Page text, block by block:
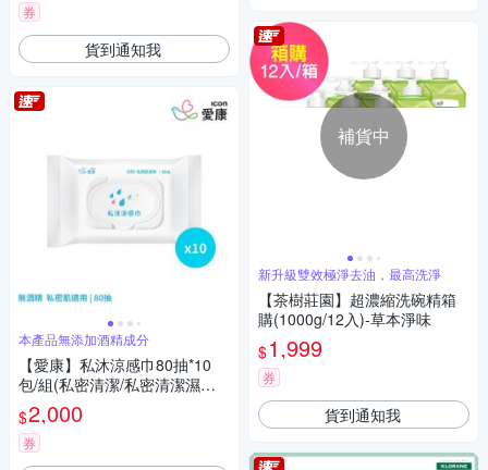
券
貨到通知我
本產品無添加酒精成分
【愛康】私沐涼感巾80抽*10
包/組(私密清潔/私密清潔濕紙
巾)
$2,000
券
補貨中
新升級雙效極淨去油，最高洗淨
【茶樹莊園】超濃縮洗碗精箱
購(1000g/12入)-草本淨味
$1,999
券
貨到通知我